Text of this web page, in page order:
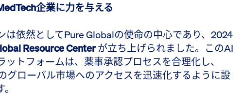
企業に力を与える
は依然としてPure Globalの使命の中心であり、2024
Resource Centerが立ち上げられました。このAI
ットフォームは、薬事承認プロセスを合理化し、
グローバル市場へのアクセスを迅速化するように設